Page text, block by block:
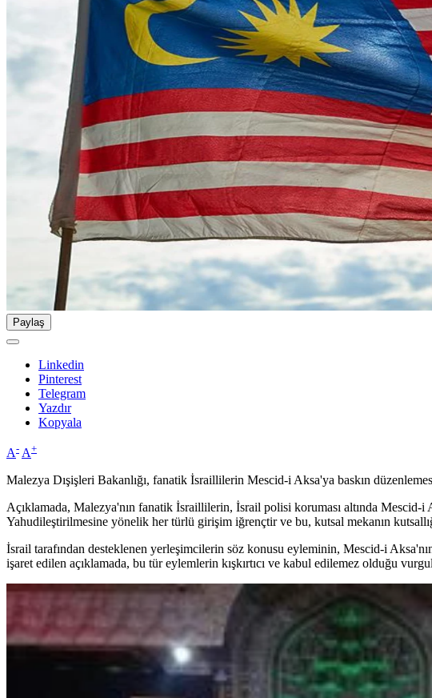
Paylaş
Linkedin
Pinterest
Telegram
Yazdır
Kopyala
A- A+
Malezya Dışişleri Bakanlığı, fanatik İsraillilerin Mescid-i Aksa'ya baskın
Açıklamada, Malezya'nın fanatik İsraillilerin, İsrail polisi koruması altında Mescid-i
Yahudileştirilmesine yönelik her türlü girişim iğrençtir ve bu, kutsal mekanın
İsrail tarafından desteklenen yerleşimcilerin söz konusu eyleminin, Mescid-i
işaret edilen açıklamada, bu tür eylemlerin kışkırtıcı ve kabul edilemez olduğu